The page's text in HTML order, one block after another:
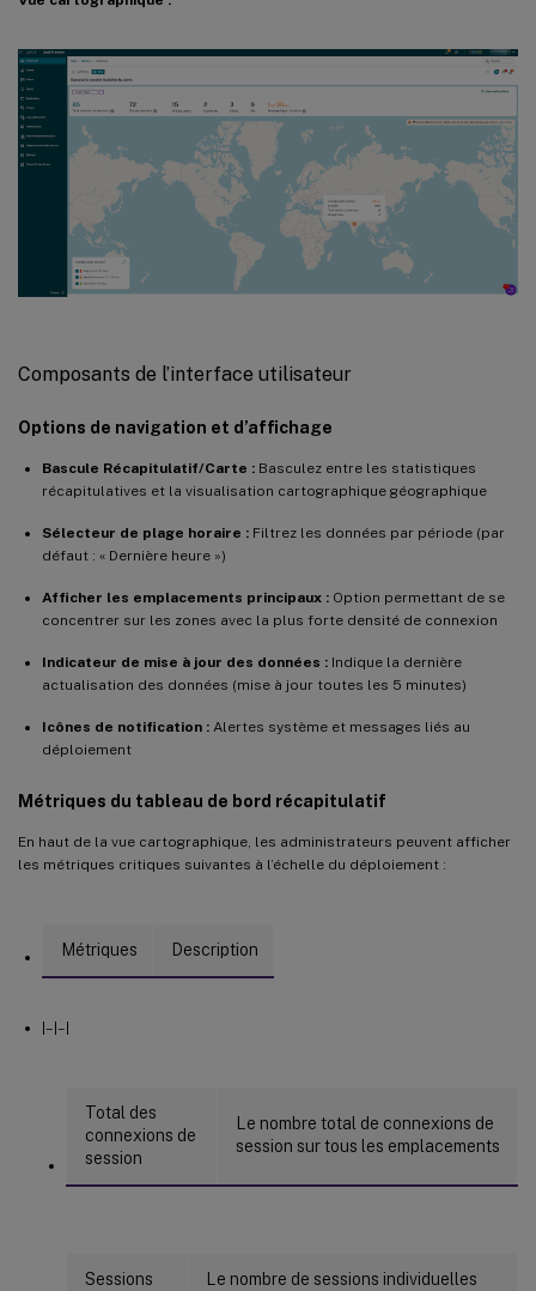
Composants de l’interface utilisateur
Options de navigation et d’affichage
Bascule Récapitulatif/Carte : Basculez entre les statistiques
récapitulatives et la visualisation cartographique géographique
Sélecteur de plage horaire : Filtrez les données par période (par
défaut : « Dernière heure »)
Afficher les emplacements principaux : Option permettant de se
concentrer sur les zones avec la plus forte densité de connexion
Indicateur de mise à jour des données : Indique la dernière
actualisation des données (mise à jour toutes les 5 minutes)
Icônes de notification : Alertes système et messages liés au
déploiement
Métriques du tableau de bord récapitulatif
En haut de la vue cartographique, les administrateurs peuvent afficher
les métriques critiques suivantes à l’échelle du déploiement :
Métriques Description
|–|–|
Total des
connexions de
session
Le nombre total de connexions de
session sur tous les emplacements
Sessions
Le nombre de sessions individuelles